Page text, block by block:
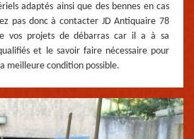
adaptés ainsi que des bennes en cas
pas donc à contacter JD Antiquaire 78
vos projets de débarras car il a à sa
et le savoir faire nécessaire pour
meilleure condition possible.